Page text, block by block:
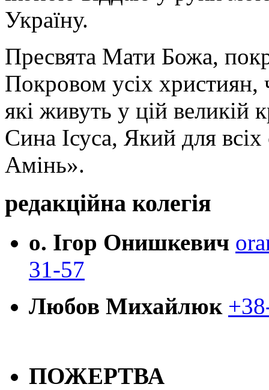
Україну.
Пресвята Мати Божа,
Покровом усіх християн,
які живуть у цій великій
Сина Ісуса, Який для
Амінь».
редакційна колегія
о. Ігор Онишкевич
31-57
Любов Михайлюк
ПОЖЕРТВА